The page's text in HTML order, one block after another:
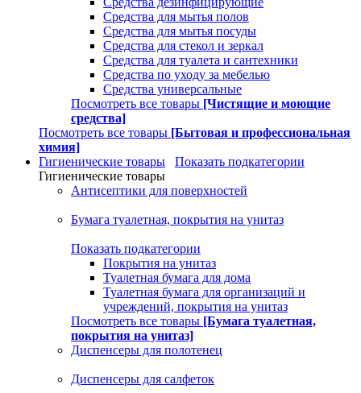
Средства для мытья полов
Средства для мытья посуды
Средства для стекол и зеркал
Средства для туалета и сантехники
Средства по уходу за мебелью
Средства универсальные
Посмотреть все товары [Чистящие и моющие
средства]
Посмотреть все товары [Бытовая и профессиональная
химия]
Гигиенические товары
Показать подкатегории
Гигиенические товары
Антисептики для поверхностей
Бумага туалетная, покрытия на унитаз
Показать подкатегории
Покрытия на унитаз
Туалетная бумага для дома
Туалетная бумага для организаций и
учреждений, покрытия на унитаз
Посмотреть все товары [Бумага туалетная,
покрытия на унитаз]
Диспенсеры для полотенец
Диспенсеры для салфеток